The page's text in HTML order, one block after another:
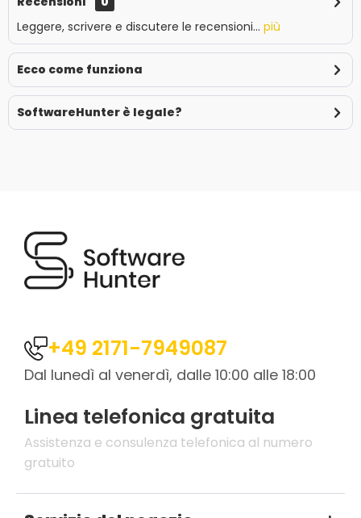
Leggere, scrivere e discutere le recensioni... più
Ecco come funziona
SoftwareHunter è legale?
+49 2171-7949087
Dal lunedì al venerdì, dalle 10:00 alle 18:00
Linea telefonica gratuita
Assistenza e consulenza telefonica al numero
gratuito